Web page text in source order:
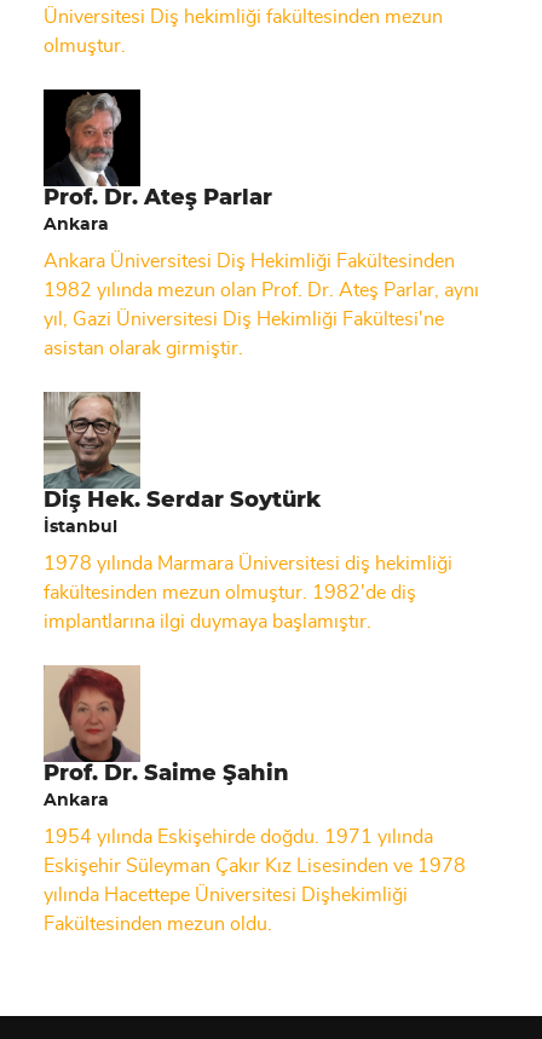
Üniversitesi Diş hekimliği fakültesinden mezun
olmuştur.
Prof. Dr. Ateş Parlar
Ankara
Ankara Üniversitesi Diş Hekimliği Fakültesinden
1982 yılında mezun olan Prof. Dr. Ateş Parlar, aynı
yıl, Gazi Üniversitesi Diş Hekimliği Fakültesi'ne
asistan olarak girmiştir.
Diş Hek. Serdar Soytürk
İstanbul
1978 yılında Marmara Üniversitesi diş hekimliği
fakültesinden mezun olmuştur. 1982'de diş
implantlarına ilgi duymaya başlamıştır.
Prof. Dr. Saime Şahin
Ankara
1954 yılında Eskişehirde doğdu. 1971 yılında
Eskişehir Süleyman Çakır Kız Lisesinden ve 1978
yılında Hacettepe Üniversitesi Dişhekimliği
Fakültesinden mezun oldu.